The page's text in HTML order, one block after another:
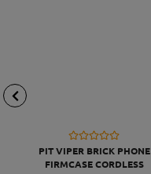
PIT VIPER BRICK PHONE
FIRMCASE CORDLESS